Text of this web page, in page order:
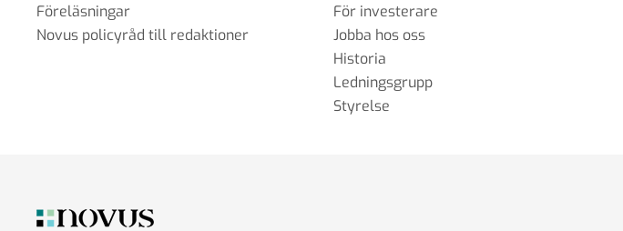
Föreläsningar
Novus policyråd till redaktioner
För investerare
Jobba hos oss
Historia
Ledningsgrupp
Styrelse